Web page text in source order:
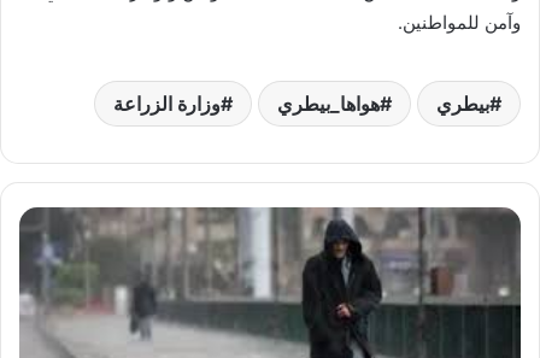
وآمن للمواطنين.
بيطري هواها_بيطري وزارة الزراعة
طقس
نهارًا